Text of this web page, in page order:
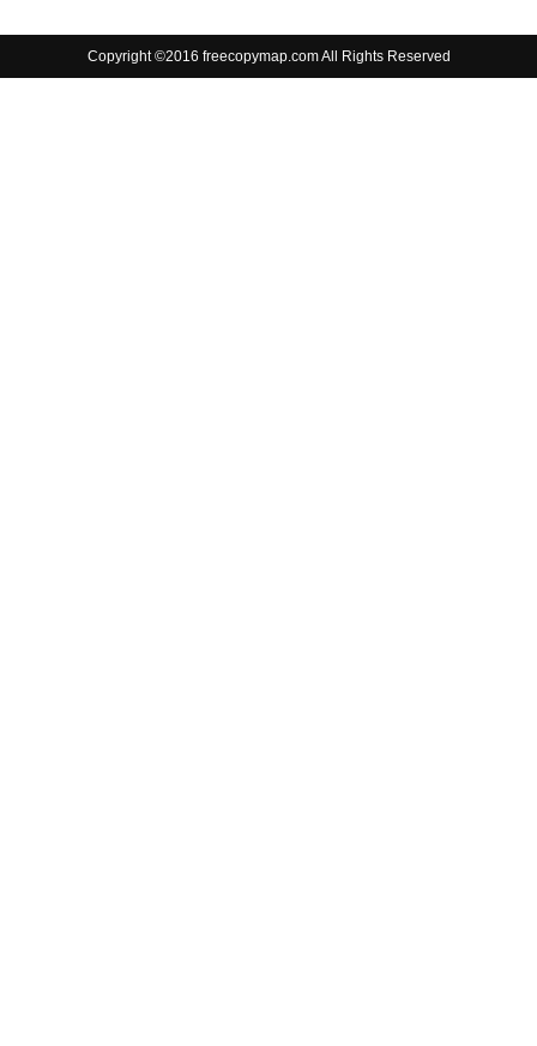
Copyright ©2016 freecopymap.com All Rights Reserved